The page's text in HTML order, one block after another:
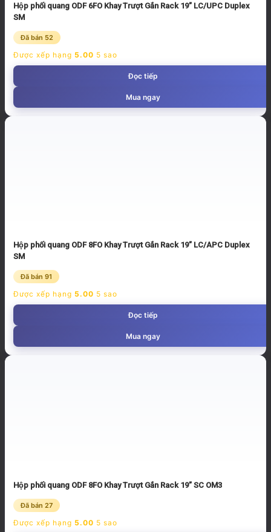
Hộp phối quang ODF 6FO Khay Trượt Gắn Rack 19” LC/UPC Duplex
SM
Đã bán 52
Được xếp hạng 5.00 5 sao
Đọc tiếp
Mua ngay
Hộp phối quang ODF 8FO Khay Trượt Gắn Rack 19” LC/APC Duplex
SM
Đã bán 91
Được xếp hạng 5.00 5 sao
Đọc tiếp
Mua ngay
Hộp phối quang ODF 8FO Khay Trượt Gắn Rack 19” SC OM3
Đã bán 27
Được xếp hạng 5.00 5 sao